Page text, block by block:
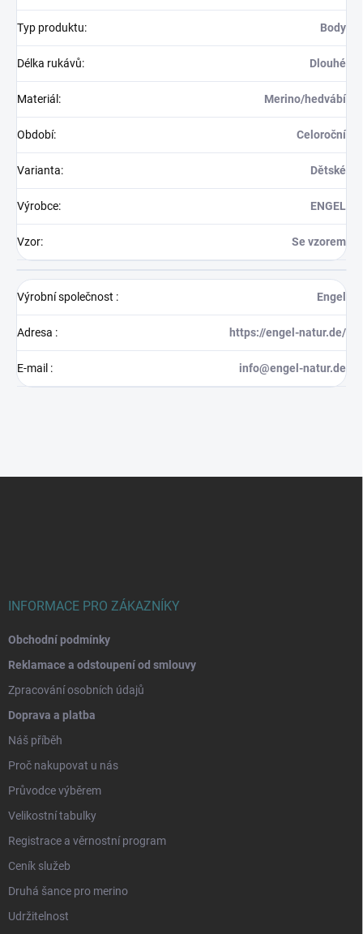
Typ produktu: Body
Délka rukávů: Dlouhé
Materiál : Merino/hedvábí
Období: Celoroční
Varianta: Dětské
Výrobce: ENGEL
Vzor: Se vzorem
Výrobní společnost : Engel
Adresa : https://engel-natur.de/
E-mail : info@engel-natur.de
INFORMACE PRO ZÁKAZNÍKY
Obchodní podmínky
Reklamace a odstoupení od smlouvy
Zpracování osobních údajů
Doprava a platba
Náš příběh
Proč nakupovat u nás
Průvodce výběrem
Velikostní tabulky
Registrace a věrnostní program
Ceník služeb
Druhá šance pro merino
Udržitelnost